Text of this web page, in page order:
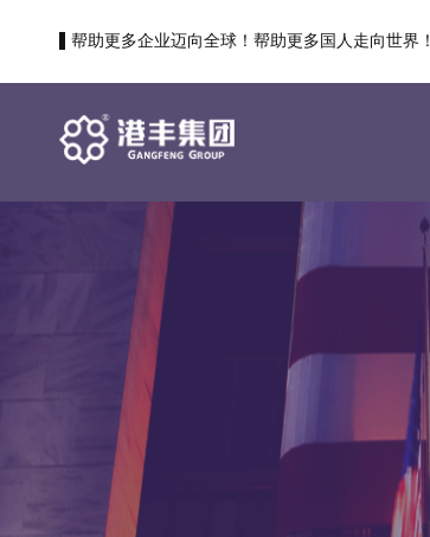
帮助更多企业迈向全球！帮助更多国人走向世界！